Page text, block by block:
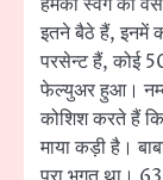
इतने बैठे हैं, इनमें
परसेन्ट हैं, कोई
फेल्युअर हुआ।
कोशिश करते हैं कि
माया कड़ी है।